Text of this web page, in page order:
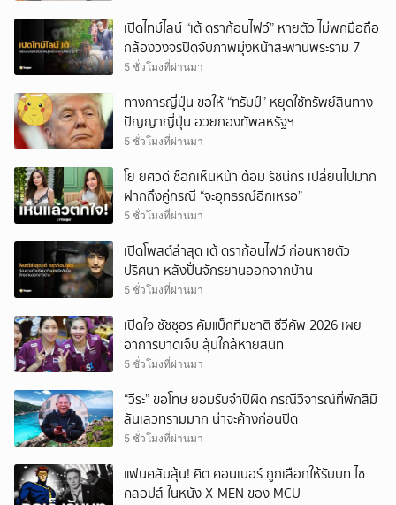
เปิดไทม์ไลน์ “เต้ ดราก้อนไฟว์” หายตัว ไม่พกมือถือ
กล้องวงจรปิดจับภาพมุ่งหน้าสะพานพระราม 7
5 ชั่วโมงที่ผ่านมา
ทางการญี่ปุ่น ขอให้ “ทรัมป์” หยุดใช้ทรัพย์สินทาง
ปัญญาญี่ปุ่น อวยกองทัพสหรัฐฯ
5 ชั่วโมงที่ผ่านมา
โย ยศวดี ช็อกเห็นหน้า ต้อม รัชนีกร เปลี่ยนไปมาก
ฝากถึงคู่กรณี “จะอุทธรณ์อีกเหรอ”
5 ชั่วโมงที่ผ่านมา
เปิดโพสต์ล่าสุด เต้ ดราก้อนไฟว์ ก่อนหายตัว
ปริศนา หลังปั่นจักรยานออกจากบ้าน
5 ชั่วโมงที่ผ่านมา
เปิดใจ ชัชชุอร คัมแบ็กทีมชาติ ซีวีคัพ 2026 เผย
อาการบาดเจ็บ ลุ้นใกล้หายสนิท
5 ชั่วโมงที่ผ่านมา
“วีระ” ขอโทษ ยอมรับจำปีผิด กรณีวิจารณ์ที่พักสิมิ
ลันเลวทรามมาก น่าจะค้างก่อนปิด
5 ชั่วโมงที่ผ่านมา
แฟนคลับลุ้น! คิต คอนเนอร์ ถูกเลือกให้รับบท ไซ
คลอปส์ ในหนัง X-MEN ของ MCU